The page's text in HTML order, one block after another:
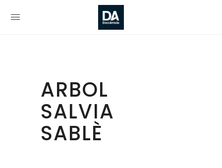
ARBOL
SALVIA
SABLÈ